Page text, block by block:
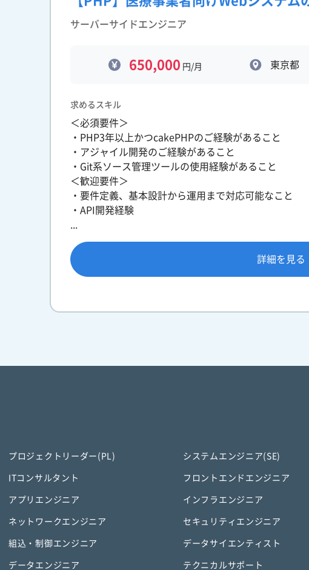
サーバーサイドエンジニア
650,000 円/月 東京都
求めるスキル
＜必須要件＞
・PHP3年以上かつcakePHPのご経験があること
・アジャイル開発のご経験があること
・Git系ソース管理ツールの使用経験があること
＜歓迎要件＞
・要件定義、基本設計から運用まで対応可能なこと
・API開発経験
詳細を見る
プロジェクトリーダー(PL) システムエンジニア(SE)
ITコンサルタント フロントエンドエンジニア
アプリエンジニア インフラエンジニア
ネットワークエンジニア セキュリティエンジニア
組込・制御エンジニア データサイエンティスト
データエンジニア テクニカルサポート